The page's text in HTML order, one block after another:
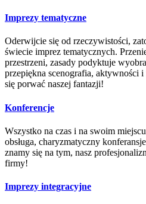
Imprezy tematyczne
Oderwijcie się od rzeczywistości,
świecie imprez tematycznych.
przestrzeni, zasady podyktuje
przepiękna scenografia, aktywności
się porwać naszej fantazji!
Konferencje
Wszystko na czas i na swoim
obsługa, charyzmatyczny
znamy się na tym, nasz
firmy!
Imprezy integracyjne